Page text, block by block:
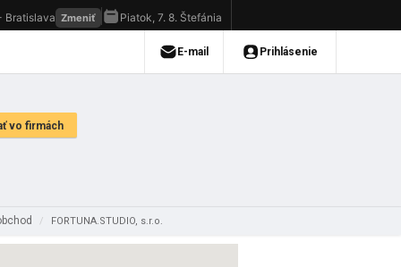
/ FORTUNA.STUDIO, s.r.o.